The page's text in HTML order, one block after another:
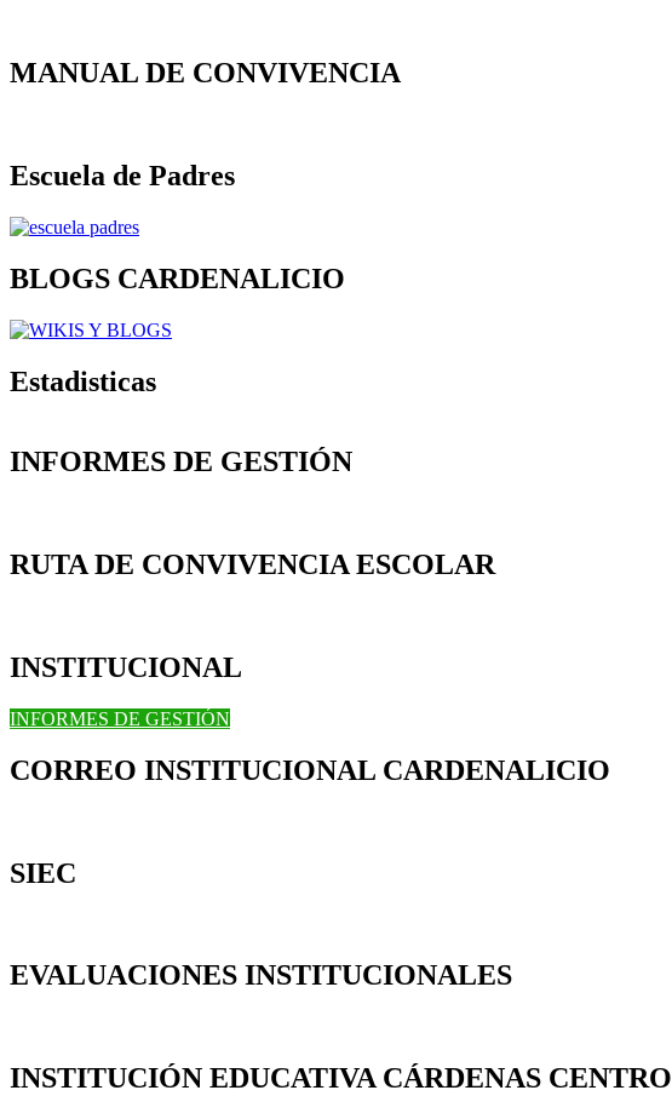
MANUAL DE CONVIVENCIA
Escuela de Padres
BLOGS CARDENALICIO
Estadisticas
INFORMES DE GESTIÓN
RUTA DE CONVIVENCIA ESCOLAR
INSTITUCIONAL
INFORMES DE GESTIÓN
CORREO INSTITUCIONAL CARDENALICIO
SIEC
EVALUACIONES INSTITUCIONALES
INSTITUCIÓN EDUCATIVA CÁRDENAS CENTRO